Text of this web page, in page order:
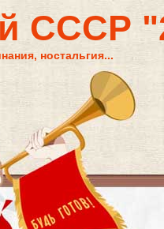
СССР
ностальгия...